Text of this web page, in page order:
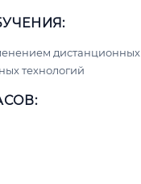
дистанционных
технологий